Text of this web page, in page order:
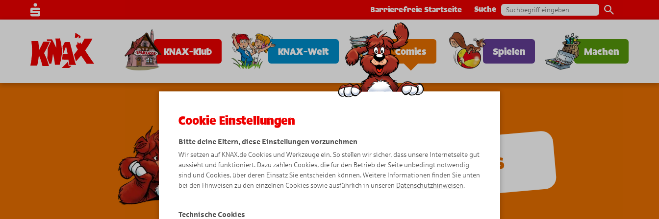
Barrierefreie Startseite Suche
KNAX-Klub KNAX-Welt Comics Spielen Machen
KNAXige Comics
Cookie Einstellungen
Bitte deine Eltern, diese Einstellungen vorzunehmen
Wir setzen auf KNAX.de Cookies und Werkzeuge ein. So stellen wir sicher, dass unsere Internetseite gut
aussieht und funktioniert. Dazu zählen Cookies, die für den Betrieb der Seite unbedingt notwendig
sind und Cookies, über deren Einsatz Sie entscheiden können. Weitere Informationen finden Sie unten
bei den Hinweisen zu den einzelnen Cookies sowie ausführlich in unseren Datenschutzhinweisen.
Technische Cookies